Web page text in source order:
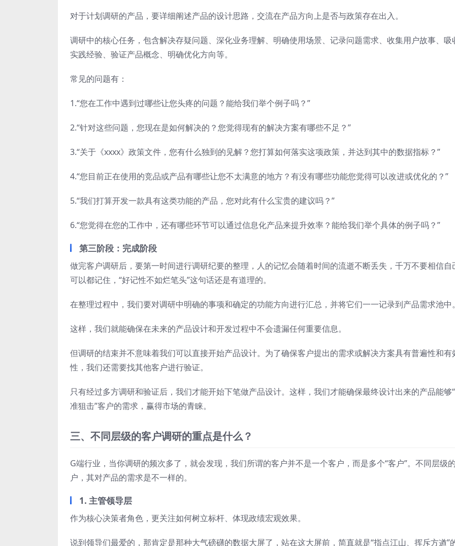
对于计划调研的产品，要详细阐述产品的设计思路，交流在产品方向上是否与政策存在出入。
调研中的核心任务，包含解决存疑问题、深化业务理解、明确使用场景、记录问题需求、收集用户故事、吸
实践经验、验证产品概念、明确优化方向等。
常见的问题有：
1.“您在工作中遇到过哪些让您头疼的问题？能给我们举个例子吗？”
2.“针对这些问题，您现在是如何解决的？您觉得现有的解决方案有哪些不足？”
3.“关于《xxxx》政策文件，您有什么独到的见解？您打算如何落实这项政策，并达到其中的数据指标？”
4.“您目前正在使用的竞品或产品有哪些让您不太满意的地方？有没有哪些功能您觉得可以改进或优化的？”
5.“我们打算开发一款具有这类功能的产品，您对此有什么宝贵的建议吗？”
6.“您觉得在您的工作中，还有哪些环节可以通过信息化产品来提升效率？能给我们举个具体的例子吗？”
第三阶段：完成阶段
做完客户调研后，要第一时间进行调研纪要的整理，人的记忆会随着时间的流逝不断丢失，千万不要相信自
可以都记住，“好记性不如烂笔头”这句话还是有道理的。
在整理过程中，我们要对调研中明确的事项和确定的功能方向进行汇总，并将它们一一记录到产品需求池中
这样，我们就能确保在未来的产品设计和开发过程中不会遗漏任何重要信息。
但调研的结束并不意味着我们可以直接开始产品设计。为了确保客户提出的需求或解决方案具有普遍性和有
性，我们还需要找其他客户进行验证。
只有经过多方调研和验证后，我们才能开始下笔做产品设计。这样，我们才能确保最终设计出来的产品能够
准狙击”客户的需求，赢得市场的青睐。
三、不同层级的客户调研的重点是什么？
G端行业，当你调研的频次多了，就会发现，我们所谓的客户并不是一个客户，而是多个“客户”。不同层级
户，其对产品的需求是不一样的。
1. 主管领导层
作为核心决策者角色，更关注如何树立标杆、体现政绩宏观效果。
说到领导们最爱的，那肯定是那种大气磅礴的数据大屏了，站在这大屏前，简直就是“指点江山、挥斥方遒”